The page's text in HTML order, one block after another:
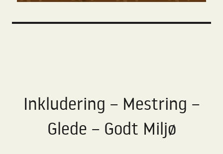
Inkludering – Mestring –
Glede – Godt Miljø